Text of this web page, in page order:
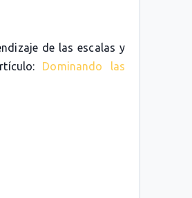
de las escalas y
Dominando las